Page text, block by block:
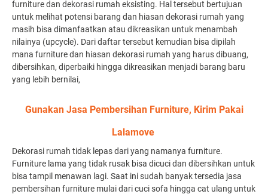
furniture dan dekorasi rumah eksisting. Hal tersebut bertujuan
untuk melihat potensi barang dan hiasan dekorasi rumah yang
masih bisa dimanfaatkan atau dikreasikan untuk menambah
nilainya (upcycle). Dari daftar tersebut kemudian bisa dipilah
mana furniture dan hiasan dekorasi rumah yang harus dibuang,
dibersihkan, diperbaiki hingga dikreasikan menjadi barang baru
yang lebih bernilai,
Gunakan Jasa Pembersihan Furniture, Kirim Pakai
Lalamove
Dekorasi rumah tidak lepas dari yang namanya furniture.
Furniture lama yang tidak rusak bisa dicuci dan dibersihkan untuk
bisa tampil menawan lagi. Saat ini sudah banyak tersedia jasa
pembersihan furniture mulai dari cuci sofa hingga cat ulang untuk